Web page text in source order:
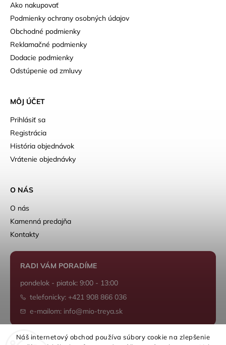
Náš internetový obchod používa súbory cookie na zlepšenie
Ako nakupovať
Podmienky ochrany osobných údajov
Obchodné podmienky
Reklamačné podmienky
Dodacie podmienky
Odstúpenie od zmluvy
MÔJ ÚČET
Prihlásiť sa
Registrácia
História objednávok
Vrátenie objednávky
O NÁS
O nás
Kamenná predajňa
Kontakty
RADI VÁM PORADÍME
pondelok - piatok: 9:00 - 13:00
telefonicky: +421 908 866 036
e-mailom: info@mio-treya.sk